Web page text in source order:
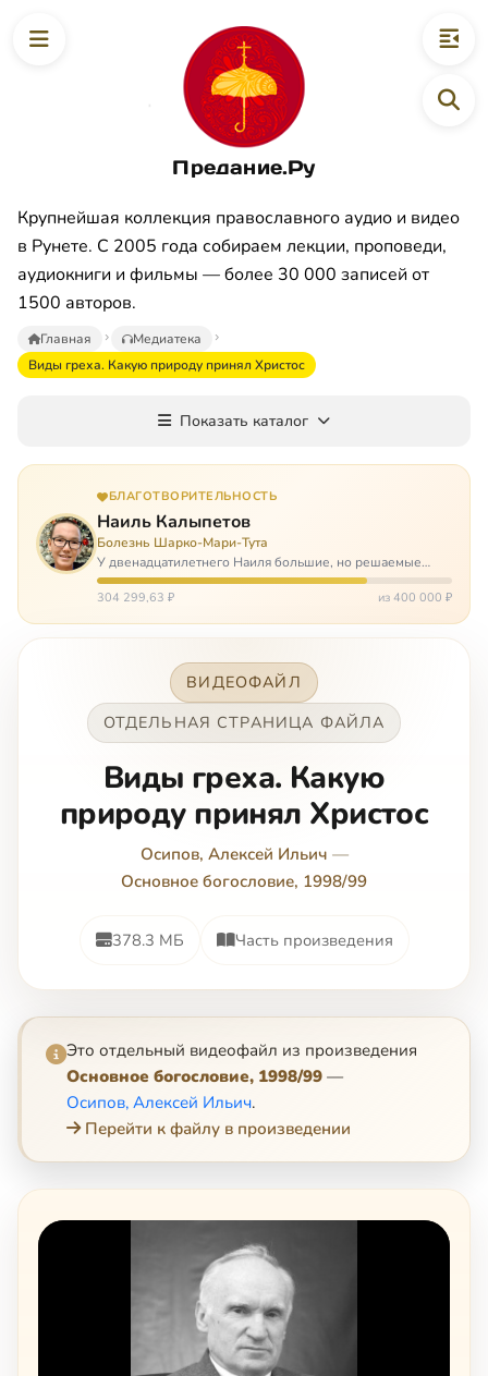
Предание.Ру
Крупнейшая коллекция православного аудио и видео
в Рунете. С 2005 года собираем лекции, проповеди,
аудиокниги и фильмы — более 30 000 записей от
1500 авторов.
Главная
Медиатека
Виды греха. Какую природу принял Христос
Показать каталог
БЛАГОТВОРИТЕЛЬНОСТЬ
Наиль Калыпетов
Болезнь Шарко-Мари-Тута
У двенадцатилетнего Наиля большие, но решаемые
проблемы. Он болен редкой болезнью, которая ставит
перед ним множество непростых задача, угрожая в
304 299,63 ₽ из 400 000 ₽
ВИДЕОФАЙЛ
ОТДЕЛЬНАЯ СТРАНИЦА ФАЙЛА
Виды греха. Какую
природу принял Христос
Осипов, Алексей Ильич —
Основное богословие, 1998/99
378.3 МБ Часть произведения
Это отдельный видеофайл из произведения
Основное богословие, 1998/99 —
Осипов, Алексей Ильич.
Перейти к файлу в произведении